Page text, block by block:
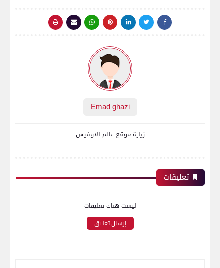
Emad ghazi
زيارة موقع عالم الاوفيس
تعليقات
ليست هناك تعليقات
إرسال تعليق